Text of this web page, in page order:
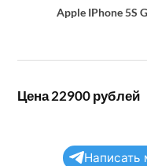
Apple IPhone 5S
Цена 22900 рублей
Написать